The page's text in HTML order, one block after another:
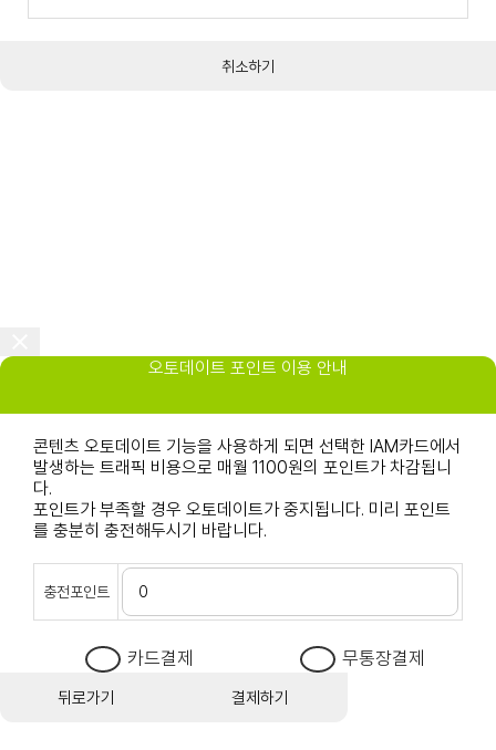
취소하기
오토데이트 포인트 이용 안내
콘텐츠 오토데이트 기능을 사용하게 되면 선택한 IAM카드에서
발생하는 트래픽 비용으로 매월 1100원의 포인트가 차감됩니
다.
포인트가 부족할 경우 오토데이트가 중지됩니다. 미리 포인트
를 충분히 충전해두시기 바랍니다.
충전포인트
카드결제 무통장결제
뒤로가기 결제하기